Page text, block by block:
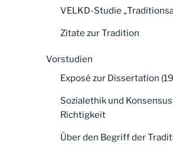
VELKD-Studie
Zitate zur Tradition
Vorstudien
Exposé zur Dissertation
Sozialethik und
Richtigkeit
Über den Begriff der